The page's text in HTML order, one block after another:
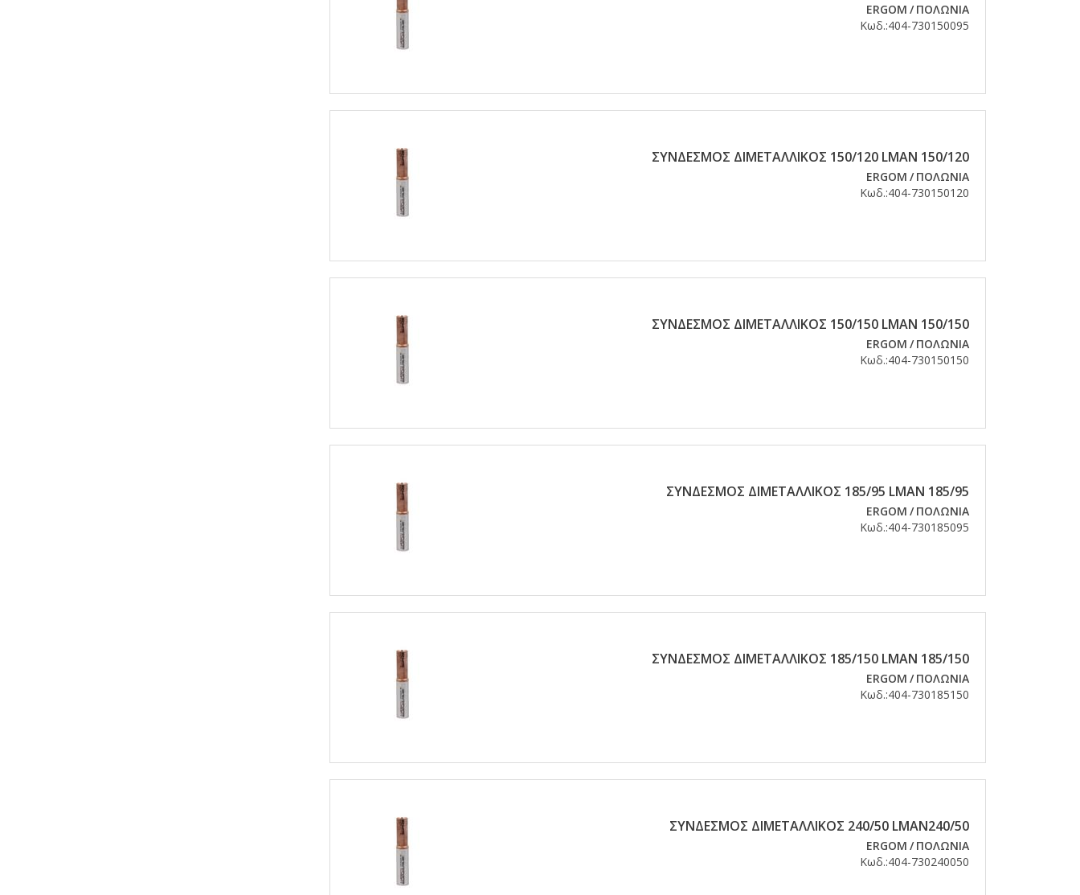
ERGOM / ΠΟΛΩΝΙΑ
Κωδ.:404-730150095
ΣΥΝΔΕΣΜΟΣ ΔΙΜΕΤΑΛΛΙΚΟΣ 150/120 LMAN 150/120
ERGOM / ΠΟΛΩΝΙΑ
Κωδ.:404-730150120
ΣΥΝΔΕΣΜΟΣ ΔΙΜΕΤΑΛΛΙΚΟΣ 150/150 LMAN 150/150
ERGOM / ΠΟΛΩΝΙΑ
Κωδ.:404-730150150
ΣΥΝΔΕΣΜΟΣ ΔΙΜΕΤΑΛΛΙΚΟΣ 185/95 LMAN 185/95
ERGOM / ΠΟΛΩΝΙΑ
Κωδ.:404-730185095
ΣΥΝΔΕΣΜΟΣ ΔΙΜΕΤΑΛΛΙΚΟΣ 185/150 LMAN 185/150
ERGOM / ΠΟΛΩΝΙΑ
Κωδ.:404-730185150
ΣΥΝΔΕΣΜΟΣ ΔΙΜΕΤΑΛΛΙΚΟΣ 240/50 LMAN240/50
ERGOM / ΠΟΛΩΝΙΑ
Κωδ.:404-730240050